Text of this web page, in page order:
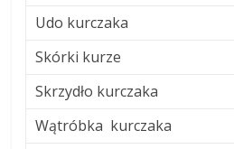
Udo kurczaka
Skórki kurze
Skrzydło kurczaka
Wątróbka kurczaka